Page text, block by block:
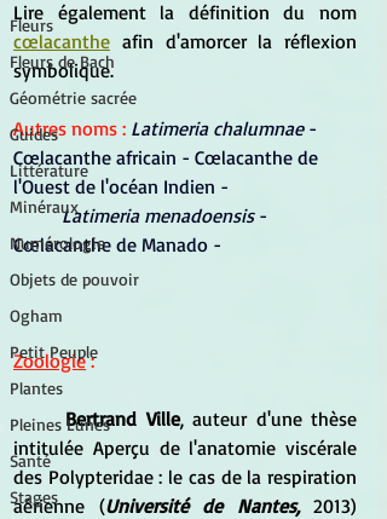
Fleurs
Fleurs de Bach
Géométrie sacrée
Guides
Littérature
Minéraux
Numérologie
Objets de pouvoir
Ogham
Petit Peuple
Plantes
Pleines Lunes
Santé
Stages
cœlacanthe afin d'amorcer la réflexion
symbolique.
Autres noms : Latimeria chalumnae -
Cœlacanthe africain - Cœlacanthe de
l'Ouest de l'océan Indien -
Latimeria menadoensis -
Cœlacanthe de Manado -
Zoologie :
Bertrand Ville, auteur d'une thèse
intitulée Aperçu de l'anatomie viscérale
des Polypteridae : le cas de la respiration
aérienne (Université de Nantes, 2013)